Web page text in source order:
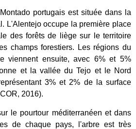
portugais est située dans la
L'Alentejo occupe la première place
des forêts de liège sur le territoire
champs forestiers. Les régions du
viennent ensuite, avec 6% et 5%
et la vallée du Tejo et le Nord
3% et 2% de la surface
2016).
le pourtour méditerranéen et dans
de chaque pays, l'arbre est très